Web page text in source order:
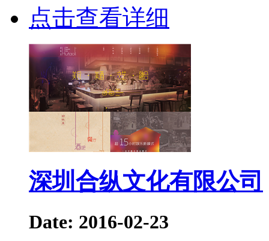
点击查看详细
深圳合纵文化有限公司
Date: 2016-02-23